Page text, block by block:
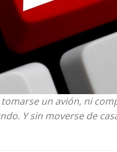
un avión, ni
Y sin moverse de